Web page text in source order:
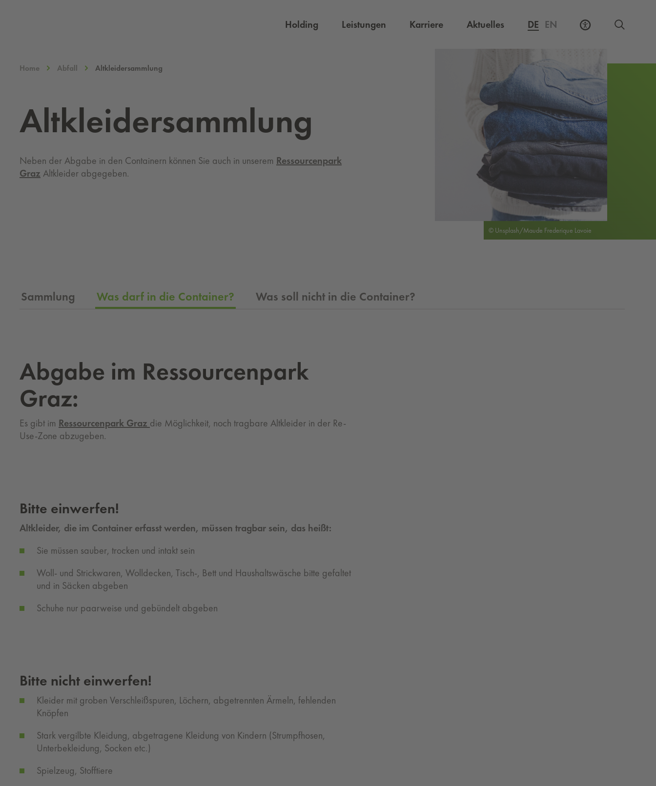
Holding Leistungen KarriereExterner Link, öffnet eine neue Registerkarte
Aktuelles DE EN
Home Abfall Altkleidersammlung
Alt­klei­der­samm­lung
Neben der Abgabe in den Containern können Sie auch in unserem Ressourcenpark
Graz Altkleider abgegeben.
© Unsplash/Maude Frederique Lavoie
Sammlung Was darf in die Container? Was soll nicht in die Container?
Abgabe im Ressourcenpark
Graz:
Es gibt im Ressourcenpark Graz die Möglichkeit, noch tragbare Altkleider in der Re-
Use-Zone abzugeben.
Bitte einwerfen!
Altkleider, die im Container erfasst werden, müssen tragbar sein, das heißt:
Sie müssen sauber, trocken und intakt sein
Woll- und Strickwaren, Wolldecken, Tisch-, Bett und Haushaltswäsche bitte gefaltet
und in Säcken abgeben
Schuhe nur paarweise und gebündelt abgeben
Bitte nicht einwerfen!
Kleider mit groben Verschleißspuren, Löchern, abgetrennten Ärmeln, fehlenden
Knöpfen
Stark vergilbte Kleidung, abgetragene Kleidung von Kindern (Strumpfhosen,
Unterbekleidung, Socken etc.)
Spielzeug, Stofftiere